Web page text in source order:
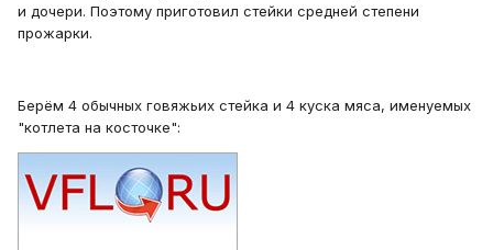
и дочери. Поэтому приготовил стейки средней степени
прожарки.
Берём 4 обычных говяжьих стейка и 4 куска мяса, именуемых
"котлета на косточке":